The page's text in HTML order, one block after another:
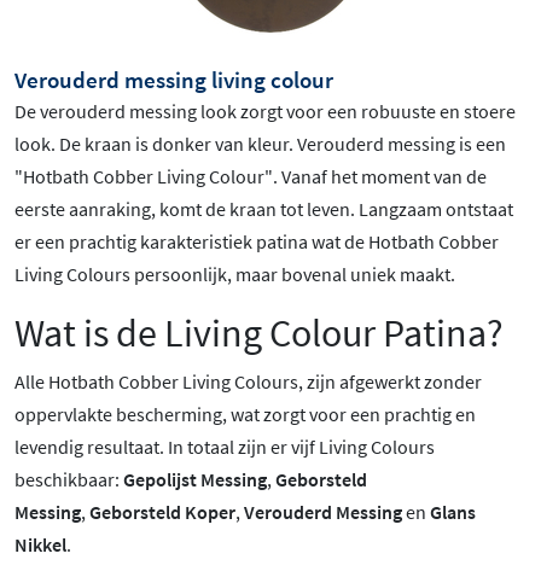
Verouderd messing living colour
De verouderd messing look zorgt voor een robuuste en stoere
look. De kraan is donker van kleur. Verouderd messing is een
"Hotbath Cobber Living Colour". Vanaf het moment van de
eerste aanraking, komt de kraan tot leven. Langzaam ontstaat
er een prachtig karakteristiek patina wat de Hotbath Cobber
Living Colours persoonlijk, maar bovenal uniek maakt.
Wat is de Living Colour Patina?
Alle Hotbath Cobber Living Colours, zijn afgewerkt zonder
oppervlakte bescherming, wat zorgt voor een prachtig en
levendig resultaat. In totaal zijn er vijf Living Colours
beschikbaar: Gepolijst Messing, Geborsteld
Messing, Geborsteld Koper, Verouderd Messingen Glans
Nikkel.